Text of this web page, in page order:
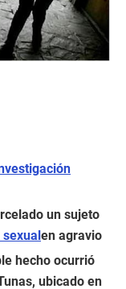
un sujeto
en agravio
hecho ocurrió
ubicado en